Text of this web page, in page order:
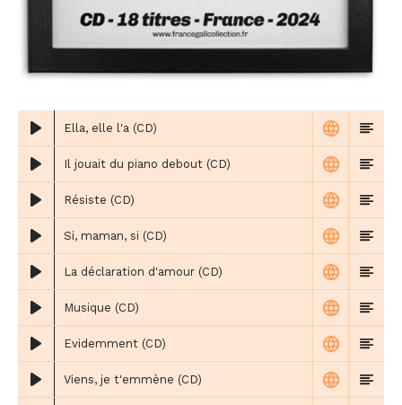
Ella, elle l'a (CD)
Il jouait du piano debout (CD)
Résiste (CD)
Si, maman, si (CD)
La déclaration d'amour (CD)
Musique (CD)
Evidemment (CD)
Viens, je t'emmène (CD)